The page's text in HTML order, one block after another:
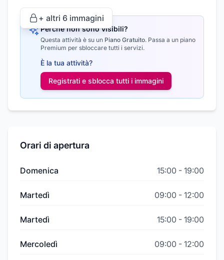
+ altri 6 immagini
Perché non sono visibili?
Questa attività è su un Piano Gratuito. Passa a un piano
Premium per sbloccare tutti i servizi.
È la tua attività?
Registrati e sblocca tutti i immagini
Orari di apertura
Domenica 15:00 - 19:00
Martedì 09:00 - 12:00
Martedì 15:00 - 19:00
Mercoledì 09:00 - 12:00